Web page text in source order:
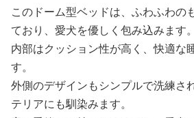
このドーム型ベッドは、ふわふわの
ており、愛犬を優しく包み込みます。
内部はクッション性が高く、快適な
す。
外側のデザインもシンプルで洗練さ
テリアにも馴染みます。